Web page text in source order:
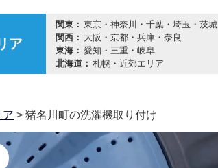
ア
関東： 東京・神奈川・千葉・埼玉・茨城
関西： 大阪・京都・兵庫・奈良
東海： 愛知・三重・岐阜
北海道： 札幌・近郊エリア
ア > 猪名川町の洗濯機取り付け